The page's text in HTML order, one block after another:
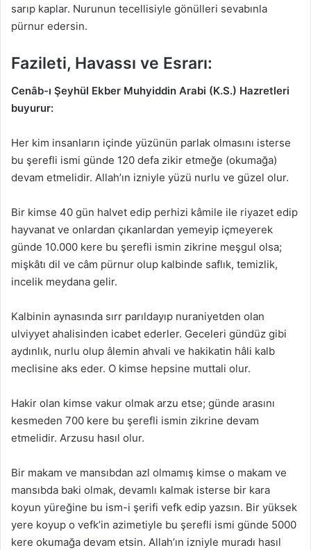
sarıp kaplar. Nurunun tecellisiyle gönülleri sevabınla
pürnur edersin.
Fazileti, Havassı ve Esrarı:
Cenâb-ı Şeyhül Ekber Muhyiddin Arabi (K.S.) Hazretleri
buyurur:
Her kim insanların içinde yüzünün parlak olmasını isterse
bu şerefli ismi günde 120 defa zikir etmeğe (okumağa)
devam etmelidir. Allah’ın izniyle yüzü nurlu ve güzel olur.
Bir kimse 40 gün halvet edip perhizi kâmile ile riyazet edip
hayvanat ve onlardan çıkanlardan yemeyip içmeyerek
günde 10.000 kere bu şerefli ismin zikrine meşgul olsa;
mişkâtı dil ve câm pürnur olup kalbinde saflık, temizlik,
incelik meydana gelir.
Kalbinin aynasında sırr parıldayıp nuraniyetden olan
ulviyyet ahalisinden icabet ederler. Geceleri gündüz gibi
aydınlık, nurlu olup âlemin ahvali ve hakikatin hâli kalb
meclisine aks eder. O kimse hepsine muttali olur.
Hakir olan kimse vakur olmak arzu etse; günde arasını
kesmeden 700 kere bu şerefli ismin zikrine devam
etmelidir. Arzusu hasıl olur.
Bir makam ve mansıbdan azl olmamış kimse o makam ve
mansıbda baki olmak, devamlı kalmak isterse bir kara
koyun yüreğine bu ism-i şerifi vefk edip yazsın. Bir yüksek
yere koyup o vefk’in azimetiyle bu şerefli ismi günde 5000
kere okumağa devam etsin. Allah’ın izniyle muradı hasıl